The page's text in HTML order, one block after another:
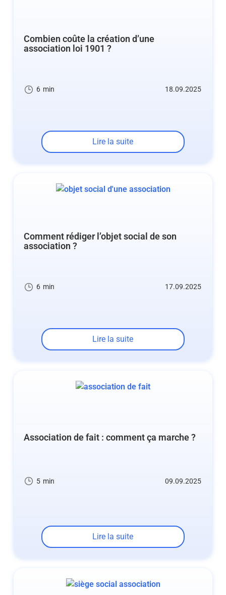
Combien coûte la création d’une
association loi 1901 ?
6 min 18.09.2025
Lire la suite
Comment rédiger l’objet social de son
association ?
6 min 17.09.2025
Lire la suite
Association de fait : comment ça marche ?
5 min 09.09.2025
Lire la suite